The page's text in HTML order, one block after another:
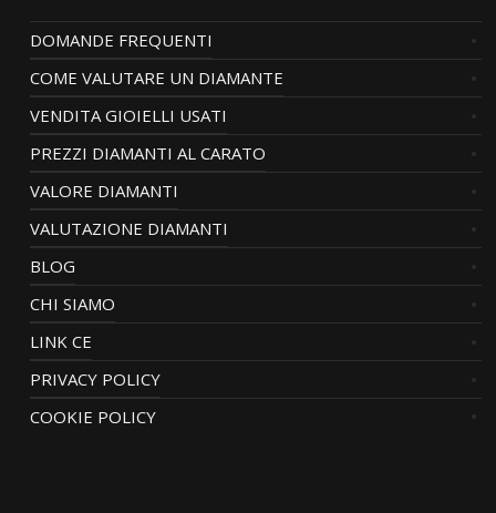
DOMANDE FREQUENTI
COME VALUTARE UN DIAMANTE
VENDITA GIOIELLI USATI
PREZZI DIAMANTI AL CARATO
VALORE DIAMANTI
VALUTAZIONE DIAMANTI
BLOG
CHI SIAMO
LINK CE
PRIVACY POLICY
COOKIE POLICY